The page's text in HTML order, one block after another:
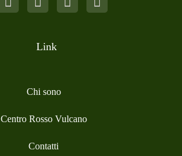
Link
Chi sono
Centro Rosso Vulcano
Contatti